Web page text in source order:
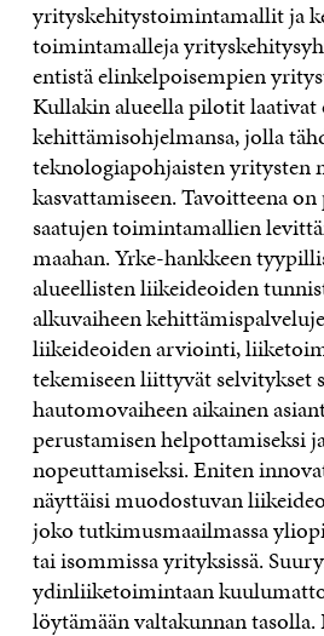
yrityskehitystoimintamallit ja
toimintamalleja
entistä elinkelpoisempien
Kullakin alueella pilotit laativat
kehittämisohjelmansa, jolla
teknologiapohjaisten yritysten
kasvattamiseen. Tavoitteena
saatujen toimintamallien
maahan. Yrke-hankkeen
alueellisten liikeideoiden
alkuvaiheen
liikeideoiden arviointi,
tekemiseen liittyvät selvitykset
hautomovaiheen aikainen
perustamisen helpottamiseksi
nopeuttamiseksi. Eniten
näyttäisi muodostuvan
joko tutkimusmaailmassa
tai isommissa yrityksissä.
ydinliiketoimintaan
löytämään valtakunnan tasolla.